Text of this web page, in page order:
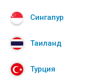
Сингапур
Таиланд
Турция